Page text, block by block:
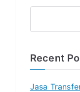
Recent
Jasa